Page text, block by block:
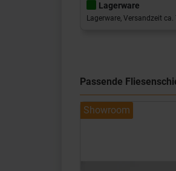
Lagerware
Lagerware, Versandzeit
Passende
Showroom